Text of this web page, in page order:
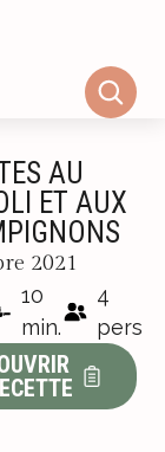
AU
ET AUX
2021
10
min.
4
pers